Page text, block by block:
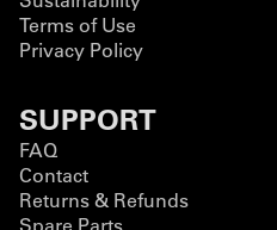
Terms of Use
Privacy Policy
SUPPORT
FAQ
Contact
Returns & Refunds
Spare Parts